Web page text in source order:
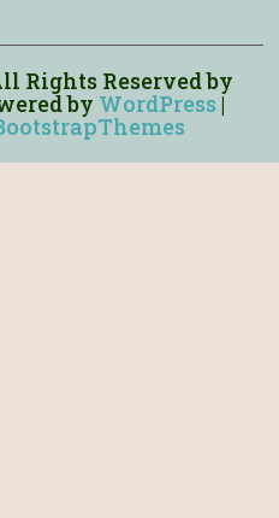
Rights Reserved by
by WordPress |